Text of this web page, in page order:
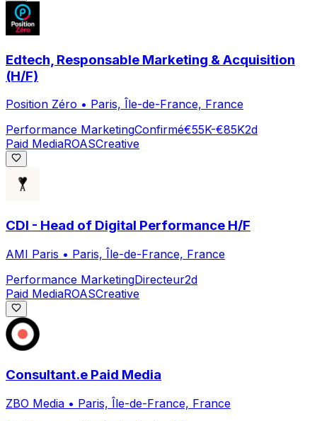
Edtech, Responsable Marketing & Acquisition
(H/F)
Position Zéro • Paris, Île-de-France, France
Performance MarketingConfirmé€55K-€85K2d
Paid MediaROASCreative
CDI - Head of Digital Performance H/F
AMI Paris • Paris, Île-de-France, France
Performance MarketingDirecteur2d
Paid MediaROASCreative
Consultant.e Paid Media
ZBO Media • Paris, Île-de-France, France